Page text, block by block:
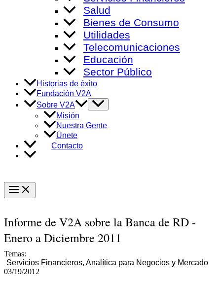
Salud
Bienes de Consumo
Utilidades
Telecomunicaciones
Educación
Sector Público
Historias de éxito
Fundación V2A
Sobre V2A
Alternar
menú
Misión
Nuestra Gente
Únete
Contacto
Main
Menu
Informe de V2A sobre la Banca de RD -
Enero a Diciembre 2011
Temas:
Servicios Financieros Analítica para Negocios y Mercado
03/19/2012